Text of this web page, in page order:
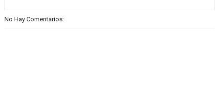
No Hay Comentarios: